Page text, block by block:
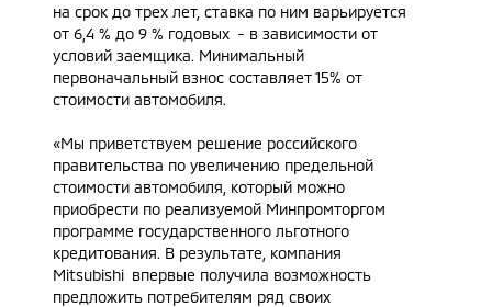
на срок до трех лет, ставка по ним варьируется
от 6,4 % до 9 % годовых - в зависимости от
условий заемщика. Минимальный
первоначальный взнос составляет 15% от
стоимости автомобиля.
«Мы приветствуем решение российского
правительства по увеличению предельной
стоимости автомобиля, который можно
приобрести по реализуемой Минпромторгом
программе государственного льготного
кредитования. В результате, компания
Mitsubishi впервые получила возможность
предложить потребителям ряд своих